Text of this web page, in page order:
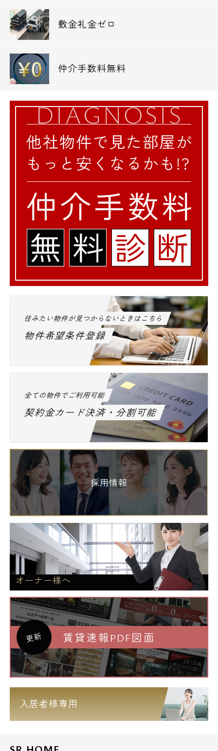
敷金礼金ゼロ
仲介手数料無料
住みたい物件が見つからないときはこちら
物件希望条件登録
全ての物件でご利用可能
契約金カード決済・分割可能
採用情報
オーナー様へ
更新 賃貸速報PDF図面
入居者様専用